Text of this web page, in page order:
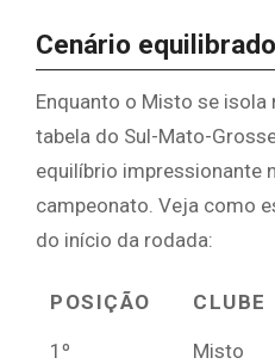
​Cenário
​Enquanto o Misto se isola
tabela do Sul-Mato-
equilíbrio impressionante
campeonato. Veja como
do início da rodada:
POSIÇÃO CLUBE
1º Misto